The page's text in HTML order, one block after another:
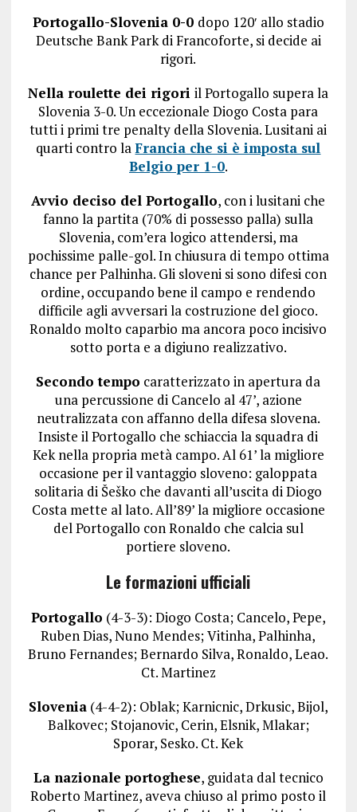
Portogallo-Slovenia 0-0 dopo 120′ allo stadio
Deutsche Bank Park di Francoforte, si decide ai
rigori.
Nella roulette dei rigoriil Portogallo supera la
Slovenia 3-0. Un eccezionale Diogo Costa para
tutti i primi tre penalty della Slovenia. Lusitani ai
quarti contro laFrancia che si è imposta sul
Belgio per 1-0.
Avvio deciso del Portogallo, con i lusitani che
fanno la partita (70% di possesso palla) sulla
Slovenia, com’era logico attendersi, ma
pochissime palle-gol. In chiusura di tempo ottima
chance per Palhinha. Gli sloveni si sono difesi con
ordine, occupando bene il campo e rendendo
difficile agli avversari la costruzione del gioco.
Ronaldo molto caparbio ma ancora poco incisivo
sotto porta e a digiuno realizzativo.
Secondo tempo caratterizzato in apertura da
una percussione di Cancelo al 47’, azione
neutralizzata con affanno della difesa slovena.
Insiste il Portogallo che schiaccia la squadra di
Kek nella propria metà campo. Al 61’ la migliore
occasione per il vantaggio sloveno: galoppata
solitaria di Šeško che davanti all’uscita di Diogo
Costa mette al lato. All’89’ la migliore occasione
del Portogallo con Ronaldo che calcia sul
portiere sloveno.
Le formazioni ufficiali
Portogallo (4-3-3): Diogo Costa; Cancelo, Pepe,
Ruben Dias, Nuno Mendes; Vitinha, Palhinha,
Bruno Fernandes; Bernardo Silva, Ronaldo, Leao.
Ct. Martinez
Slovenia(4-4-2): Oblak; Karnicnic, Drkusic, Bijol,
Balkovec; Stojanovic, Cerin, Elsnik, Mlakar;
Sporar, Sesko. Ct. Kek
La nazionale portoghese, guidata dal tecnico
Roberto Martinez, aveva chiuso al primo posto il